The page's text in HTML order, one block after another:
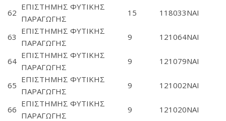
62
ΕΠΙΣΤΗΜΗΣ ΦΥΤΙΚΗΣ
ΠΑΡΑΓΩΓΗΣ
15 118033ΝΑΙ
63
ΕΠΙΣΤΗΜΗΣ ΦΥΤΙΚΗΣ
ΠΑΡΑΓΩΓΗΣ
9 121064ΝΑΙ
64
ΕΠΙΣΤΗΜΗΣ ΦΥΤΙΚΗΣ
ΠΑΡΑΓΩΓΗΣ
9 121079ΝΑΙ
65
ΕΠΙΣΤΗΜΗΣ ΦΥΤΙΚΗΣ
ΠΑΡΑΓΩΓΗΣ
9 121002ΝΑΙ
66
ΕΠΙΣΤΗΜΗΣ ΦΥΤΙΚΗΣ
ΠΑΡΑΓΩΓΗΣ
9 121020ΝΑΙ